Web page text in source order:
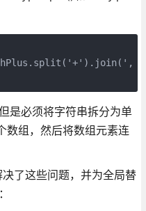
是必须将字符串拆分为单
数组，然后将数组元素连
了这些问题，并为全局替